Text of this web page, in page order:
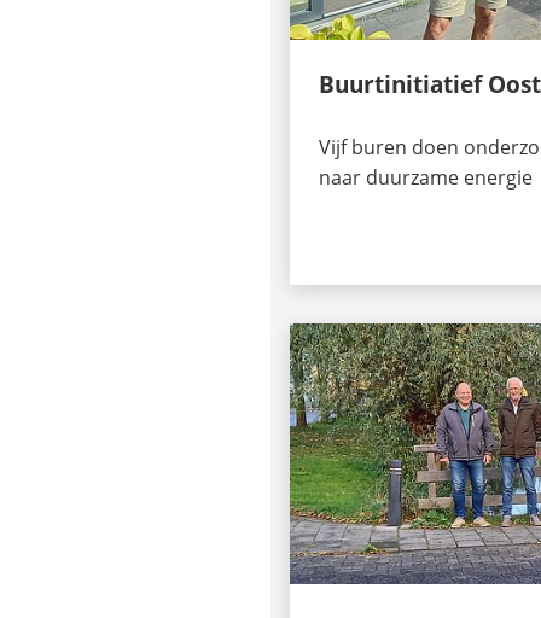
Buurtinitiatief
Vijf buren doen
naar duurzame energie